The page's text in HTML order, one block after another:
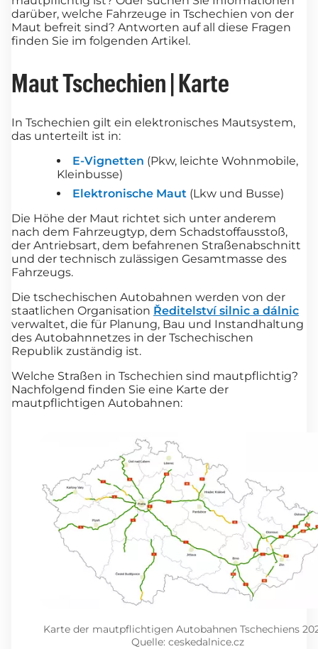
darüber, welche Fahrzeuge in Tschechien von der
Maut befreit sind? Antworten auf all diese Fragen
finden Sie im folgenden Artikel.
Maut Tschechien | Karte
In Tschechien gilt ein elektronisches Mautsystem,
das unterteilt ist in:
E-Vignetten (Pkw, leichte Wohnmobile,
Kleinbusse)
Elektronische Maut (Lkw und Busse)
Die Höhe der Maut richtet sich unter anderem
nach dem Fahrzeugtyp, dem Schadstoffausstoß,
der Antriebsart, dem befahrenen Straßenabschnitt
und der technisch zulässigen Gesamtmasse des
Fahrzeugs.
Die tschechischen Autobahnen werden von der
staatlichen Organisation Ředitelství silnic a dálnic
verwaltet, die für Planung, Bau und Instandhaltung
des Autobahnnetzes in der Tschechischen
Republik zuständig ist.
Welche Straßen in Tschechien sind mautpflichtig?
Nachfolgend finden Sie eine Karte der
mautpflichtigen Autobahnen:
Karte der mautpflichtigen Autobahnen Tschechiens
Quelle: ceskedalnice.cz